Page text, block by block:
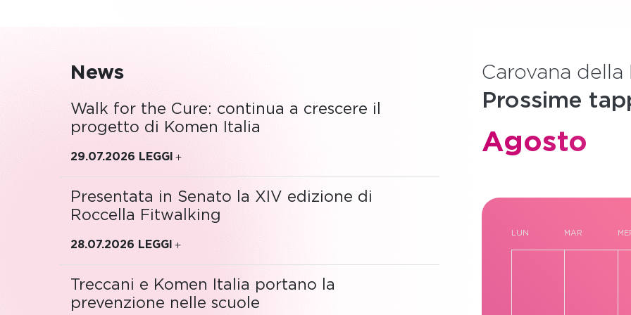
News
Walk for the Cure: continua a crescere il
progetto di Komen Italia
29.07.2026 LEGGI
Presentata in Senato la XIV edizione di
Roccella Fitwalking
28.07.2026 LEGGI
Treccani e Komen Italia portano la
prevenzione nelle scuole
Carovana
Prossime
Agosto
Calendario
LUN MAR